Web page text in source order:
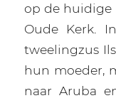
op de huidige
Oude Kerk.
tweelingzus
hun moeder,
naar Aruba